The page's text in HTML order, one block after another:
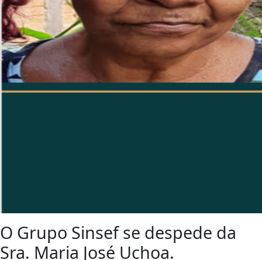
O Grupo Sinsef se despede da
Sra. Maria José Uchoa.